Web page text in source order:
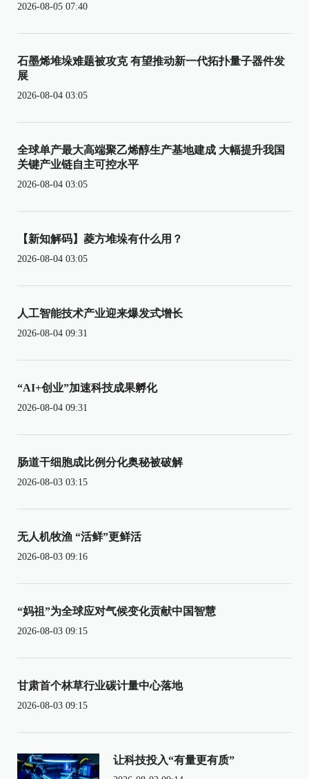
2026-08-05 07:40
石墨烯堆垛难题被攻克 有望推动新一代拓扑量子器件发
展
2026-08-04 03:05
全球单产最大高端聚乙烯醇生产基地建成 大幅提升我国
关键产业链自主可控水平
2026-08-04 03:05
【新知解码】菱方堆垛有什么用？
2026-08-04 03:05
人工智能技术产业迎来爆发式增长
2026-08-04 09:31
“AI+创业”加速科技成果孵化
2026-08-04 09:31
肠道干细胞成比例分化奥秘被破解
2026-08-03 03:15
无人机牧渔 “活鲜”更鲜活
2026-08-03 09:16
“妈祖”为全球应对气候变化贡献中国智慧
2026-08-03 09:15
甘肃首个林草行业碳计量中心落地
2026-08-03 09:15
让科技投入“有量更有质”